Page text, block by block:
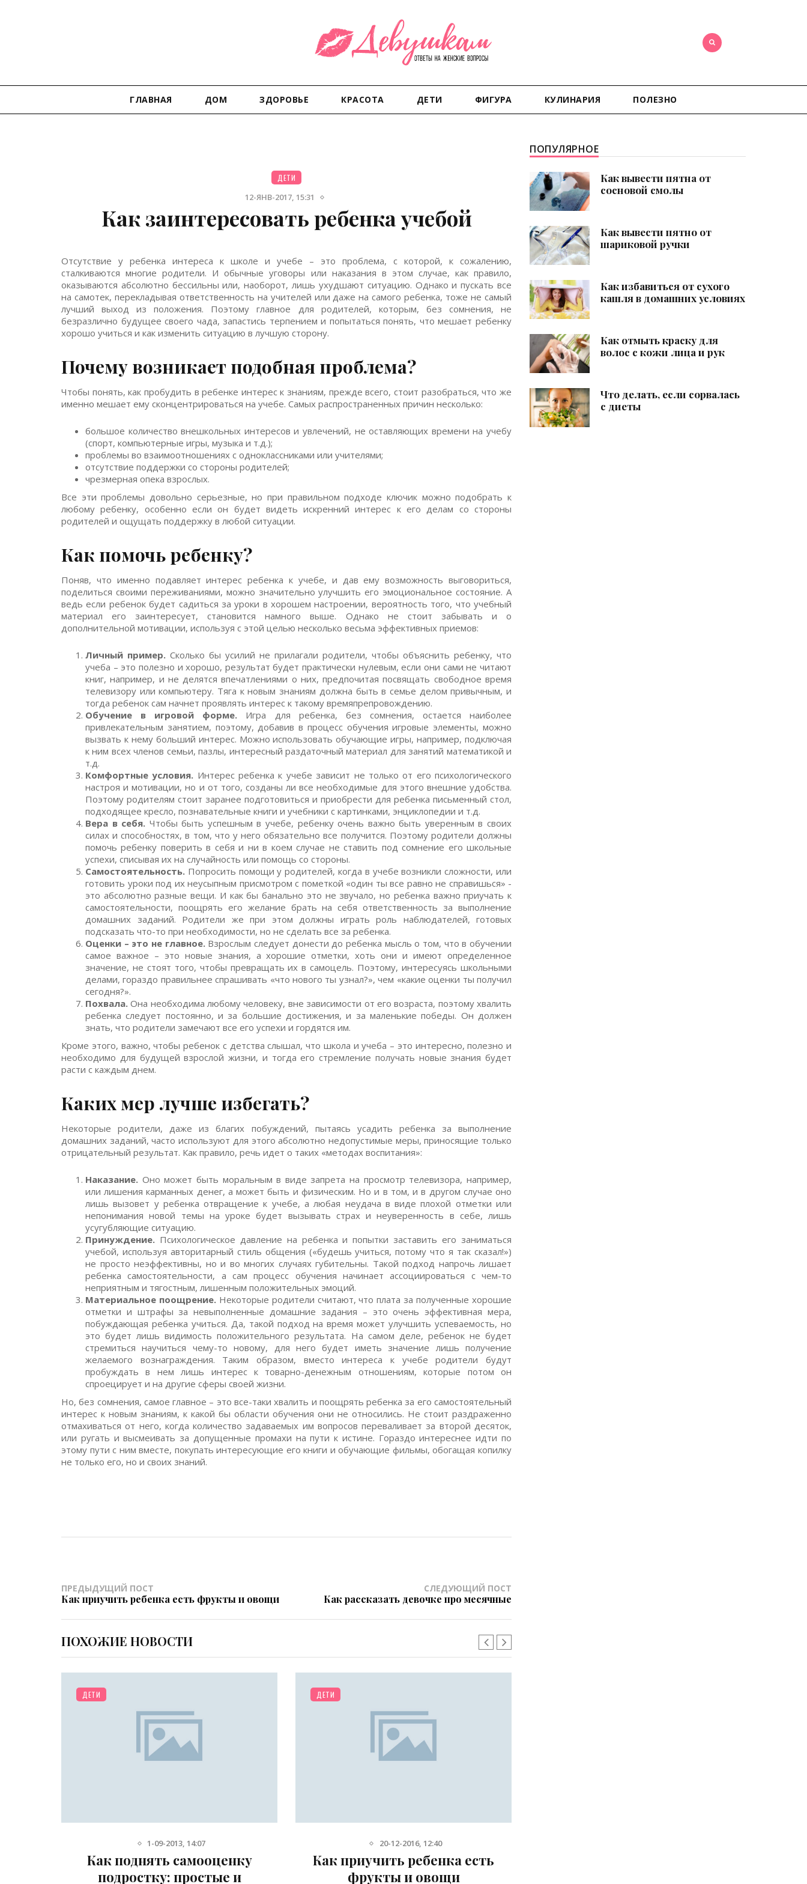
ГЛАВНАЯ ДОМ ЗДОРОВЬЕ КРАСОТА ДЕТИ ФИГУРА КУЛИНАРИЯ ПОЛЕЗНО
ДЕТИ
12-ЯНВ-2017, 15:31
Как заинтересовать ребенка учебой
Отсутствие у ребенка интереса к школе и учебе – это проблема, с которой, к сожалению,
сталкиваются многие родители. И обычные уговоры или наказания в этом случае, как правило,
оказываются абсолютно бессильны или, наоборот, лишь ухудшают ситуацию. Однако и пускать все
на самотек, перекладывая ответственность на учителей или даже на самого ребенка, тоже не самый
лучший выход из положения. Поэтому главное для родителей, которым, без сомнения, не
безразлично будущее своего чада, запастись терпением и попытаться понять, что мешает ребенку
хорошо учиться и как изменить ситуацию в лучшую сторону.
Почему возникает подобная проблема?
Чтобы понять, как пробудить в ребенке интерес к знаниям, прежде всего, стоит разобраться, что же
именно мешает ему сконцентрироваться на учебе. Самых распространенных причин несколько:
большое количество внешкольных интересов и увлечений, не оставляющих времени на учебу
(спорт, компьютерные игры, музыка и т.д.);
проблемы во взаимоотношениях с одноклассниками или учителями;
отсутствие поддержки со стороны родителей;
чрезмерная опека взрослых.
Все эти проблемы довольно серьезные, но при правильном подходе ключик можно подобрать к
любому ребенку, особенно если он будет видеть искренний интерес к его делам со стороны
родителей и ощущать поддержку в любой ситуации.
Как помочь ребенку?
Поняв, что именно подавляет интерес ребенка к учебе, и дав ему возможность выговориться,
поделиться своими переживаниями, можно значительно улучшить его эмоциональное состояние. А
ведь если ребенок будет садиться за уроки в хорошем настроении, вероятность того, что учебный
материал его заинтересует, становится намного выше. Однако не стоит забывать и о
дополнительной мотивации, используя с этой целью несколько весьма эффективных приемов:
Личный пример. Сколько бы усилий не прилагали родители, чтобы объяснить ребенку, что
учеба – это полезно и хорошо, результат будет практически нулевым, если они сами не читают
книг, например, и не делятся впечатлениями о них, предпочитая посвящать свободное время
телевизору или компьютеру. Тяга к новым знаниям должна быть в семье делом привычным, и
тогда ребенок сам начнет проявлять интерес к такому времяпрепровождению.
Обучение в игровой форме. Игра для ребенка, без сомнения, остается наиболее
привлекательным занятием, поэтому, добавив в процесс обучения игровые элементы, можно
вызвать к нему больший интерес. Можно использовать обучающие игры, например, подключая
к ним всех членов семьи, пазлы, интересный раздаточный материал для занятий математикой и
т.д.
Комфортные условия. Интерес ребенка к учебе зависит не только от его психологического
настроя и мотивации, но и от того, созданы ли все необходимые для этого внешние удобства.
Поэтому родителям стоит заранее подготовиться и приобрести для ребенка письменный стол,
подходящее кресло, познавательные книги и учебники с картинками, энциклопедии и т.д.
Вера в себя. Чтобы быть успешным в учебе, ребенку очень важно быть уверенным в своих
силах и способностях, в том, что у него обязательно все получится. Поэтому родители должны
помочь ребенку поверить в себя и ни в коем случае не ставить под сомнение его школьные
успехи, списывая их на случайность или помощь со стороны.
Самостоятельность. Попросить помощи у родителей, когда в учебе возникли сложности, или
готовить уроки под их неусыпным присмотром с пометкой «один ты все равно не справишься» -
это абсолютно разные вещи. И как бы банально это не звучало, но ребенка важно приучать к
самостоятельности, поощрять его желание брать на себя ответственность за выполнение
домашних заданий. Родители же при этом должны играть роль наблюдателей, готовых
подсказать что-то при необходимости, но не сделать все за ребенка.
Оценки – это не главное.Взрослым следует донести до ребенка мысль о том, что в обучении
самое важное – это новые знания, а хорошие отметки, хоть они и имеют определенное
значение, не стоят того, чтобы превращать их в самоцель. Поэтому, интересуясь школьными
делами, гораздо правильнее спрашивать «что нового ты узнал?», чем «какие оценки ты получил
сегодня?».
Похвала. Она необходима любому человеку, вне зависимости от его возраста, поэтому хвалить
ребенка следует постоянно, и за большие достижения, и за маленькие победы. Он должен
знать, что родители замечают все его успехи и гордятся им.
Кроме этого, важно, чтобы ребенок с детства слышал, что школа и учеба – это интересно, полезно и
необходимо для будущей взрослой жизни, и тогда его стремление получать новые знания будет
расти с каждым днем.
Каких мер лучше избегать?
Некоторые родители, даже из благих побуждений, пытаясь усадить ребенка за выполнение
домашних заданий, часто используют для этого абсолютно недопустимые меры, приносящие только
отрицательный результат. Как правило, речь идет о таких «методах воспитания»:
Наказание. Оно может быть моральным в виде запрета на просмотр телевизора, например,
или лишения карманных денег, а может быть и физическим. Но и в том, и в другом случае оно
лишь вызовет у ребенка отвращение к учебе, а любая неудача в виде плохой отметки или
непонимания новой темы на уроке будет вызывать страх и неуверенность в себе, лишь
усугубляющие ситуацию.
Принуждение. Психологическое давление на ребенка и попытки заставить его заниматься
учебой, используя авторитарный стиль общения («будешь учиться, потому что я так сказал!»)
не просто неэффективны, но и во многих случаях губительны. Такой подход напрочь лишает
ребенка самостоятельности, а сам процесс обучения начинает ассоциироваться с чем-то
неприятным и тягостным, лишенным положительных эмоций.
Материальное поощрение.Некоторые родители считают, что плата за полученные хорошие
отметки и штрафы за невыполненные домашние задания – это очень эффективная мера,
побуждающая ребенка учиться. Да, такой подход на время может улучшить успеваемость, но
это будет лишь видимость положительного результата. На самом деле, ребенок не будет
стремиться научиться чему-то новому, для него будет иметь значение лишь получение
желаемого вознаграждения. Таким образом, вместо интереса к учебе родители будут
пробуждать в нем лишь интерес к товарно-денежным отношениям, которые потом он
спроецирует и на другие сферы своей жизни.
Но, без сомнения, самое главное – это все-таки хвалить и поощрять ребенка за его самостоятельный
интерес к новым знаниям, к какой бы области обучения они не относились. Не стоит раздраженно
отмахиваться от него, когда количество задаваемых им вопросов переваливает за второй десяток,
или ругать и высмеивать за допущенные промахи на пути к истине. Гораздо интереснее идти по
этому пути с ним вместе, покупать интересующие его книги и обучающие фильмы, обогащая копилку
не только его, но и своих знаний.
ПРЕДЫДУЩИЙ ПОСТ
Как приучить ребенка есть фрукты и овощи
СЛЕДУЮЩИЙ ПОСТ
Как рассказать девочке про месячные
ПОХОЖИЕ НОВОСТИ
ДЕТИ
20-12-2016, 12:40
Как приучить ребенка есть
фрукты и овощи
ДЕТИ
27-12-2012, 13:05
Влияние компьютера на
здоровье ребенка
ПОПУЛЯРНОЕ
Как вывести пятна от
сосновой смолы
Как вывести пятно от
шариковой ручки
Как избавиться от сухого
кашля в домашних условиях
Как отмыть краску для
волос с кожи лица и рук
Что делать, если сорвалась
с диеты